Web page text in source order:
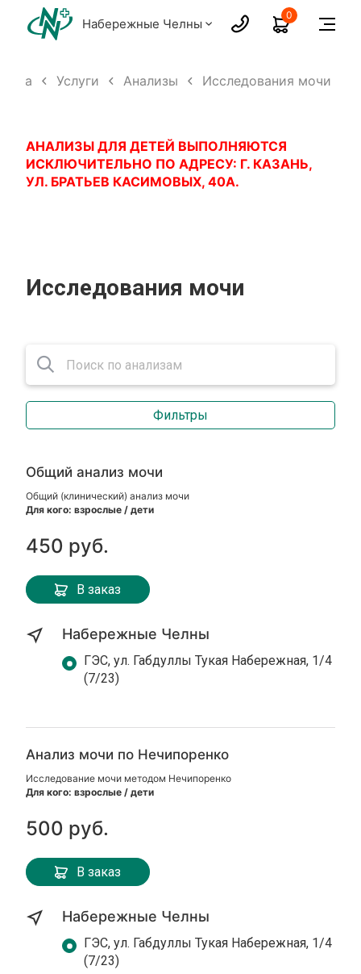
Набережные Челны
0
Услуги Анализы Исследования мочи
АНАЛИЗЫ ДЛЯ ДЕТЕЙ ВЫПОЛНЯЮТСЯ
ИСКЛЮЧИТЕЛЬНО ПО АДРЕСУ: Г. КАЗАНЬ,
УЛ. БРАТЬЕВ КАСИМОВЫХ, 40А.
Исследования мочи
Фильтры
Общий анализ мочи
Общий (клинический) анализ мочи
Для кого: взрослые / дети
450 руб.
В заказ
Набережные Челны
ГЭС, ул. Габдуллы Тукая Набережная, 1/4
(7/23)
Анализ мочи по Нечипоренко
Исследование мочи методом Нечипоренко
Для кого: взрослые / дети
500 руб.
В заказ
Набережные Челны
ГЭС, ул. Габдуллы Тукая Набережная, 1/4
(7/23)